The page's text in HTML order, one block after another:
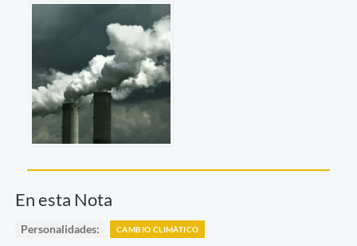
En esta Nota
Personalidades: CAMBIO CLIMÀTICO